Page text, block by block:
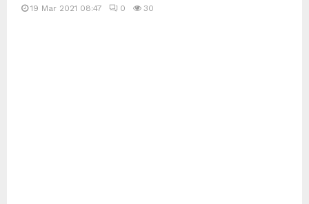
19 Mar 2021 08:47 0 30